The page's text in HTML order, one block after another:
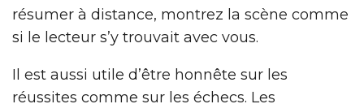
résumer à distance, montrez la scène comme
si le lecteur s’y trouvait avec vous.
Il est aussi utile d’être honnête sur les
réussites comme sur les échecs. Les